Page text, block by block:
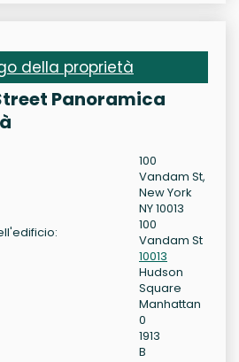
della proprietà
Panoramica
100
Vandam St,
New York
NY 10013
100
Vandam St
10013
Hudson
Square
Manhattan
0
1913
B